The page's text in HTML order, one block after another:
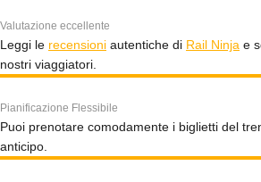
Valutazione eccellente
Leggi le recensioni autentiche di Rail Ninja e
nostri viaggiatori.
Pianificazione Flessibile
Puoi prenotare comodamente i biglietti del
anticipo.